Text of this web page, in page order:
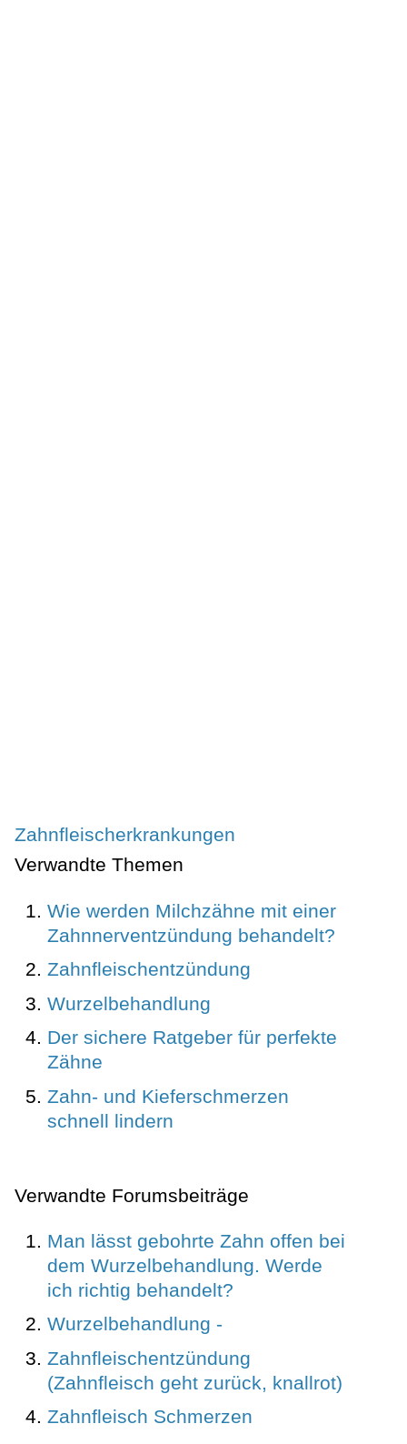
Zahnfleischerkrankungen
Verwandte Themen
Wie werden Milchzähne mit einer
Zahnnerventzündung behandelt?
Zahnfleischentzündung
Wurzelbehandlung
Der sichere Ratgeber für perfekte
Zähne
Zahn- und Kieferschmerzen
schnell lindern
Verwandte Forumsbeiträge
Man lässt gebohrte Zahn offen bei
dem Wurzelbehandlung. Werde
ich richtig behandelt?
Wurzelbehandlung -
Zahnfleischentzündung
(Zahnfleisch geht zurück, knallrot)
Zahnfleisch Schmerzen